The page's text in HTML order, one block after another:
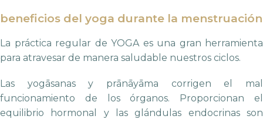
beneficios del yoga durante la menstruación
La práctica regular de YOGA es una gran herramienta
para atravesar de manera saludable nuestros ciclos.
Las yogāsanas y prānāyāma corrigen el mal
funcionamiento de los órganos. Proporcionan el
equilibrio hormonal y las glándulas endocrinas son